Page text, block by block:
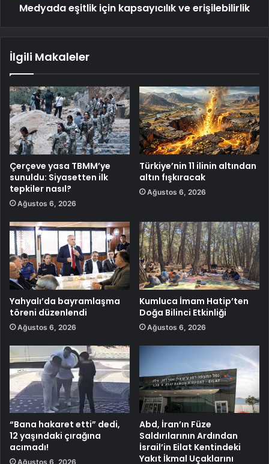
Medyada eşitlik için kapsayıcılık ve erişilebilirlik
İlgili Makaleler
Çerçeve yasa TBMM’ye
sunuldu: Siyasetten ilk
tepkiler nasıl?
Ağustos 6, 2026
Türkiye’nin 11 ilinin altından
altın fışkıracak
Ağustos 6, 2026
Yahyalı’da bayramlaşma
töreni düzenlendi
Ağustos 6, 2026
Kumluca İmam Hatip’ten
Doğa Bilinci Etkinliği
Ağustos 6, 2026
“Bana hakaret etti” dedi,
12 yaşındaki çırağına
acımadı!
Ağustos 6, 2026
Abd, İran’ın Füze
Saldırılarının Ardından
İsrail’in Eilat Kentindeki
Yakıt İkmal Uçaklarını